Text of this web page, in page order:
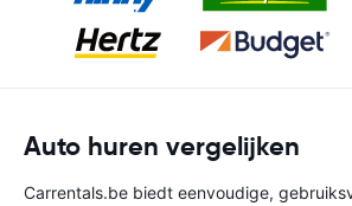
Auto huren vergelijken
Carrentals.be biedt eenvoudige,